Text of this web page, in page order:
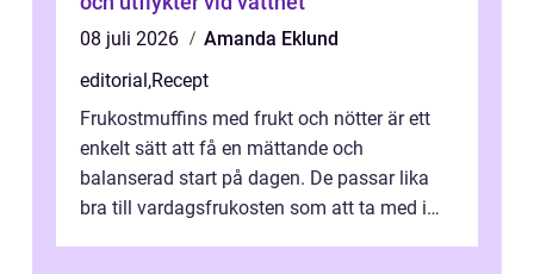
08 juli 2026
Amanda Eklund
editorial,Recept
Frukostmuffins med frukt och nötter är ett
enkelt sätt att få en mättande och
balanserad start på dagen. De passar lika
bra till vardagsfrukosten som att ta med i